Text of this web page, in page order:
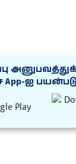
App-ஐ